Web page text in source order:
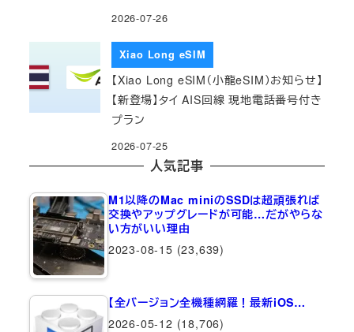
2026-07-26
Xiao Long eSIM
【Xiao Long eSIM（小龍eSIM）お知らせ】
【新登場】タイ AIS回線 現地電話番号付き
プラン
2026-07-25
人気記事
M1以降のMac miniのSSDは超頑張れば
交換やアップグレードが可能…だがやらな
い方がいい理由
2023-08-15 (23,639)
【全バージョン全機種網羅！最新iOS…
2026-05-12 (18,706)